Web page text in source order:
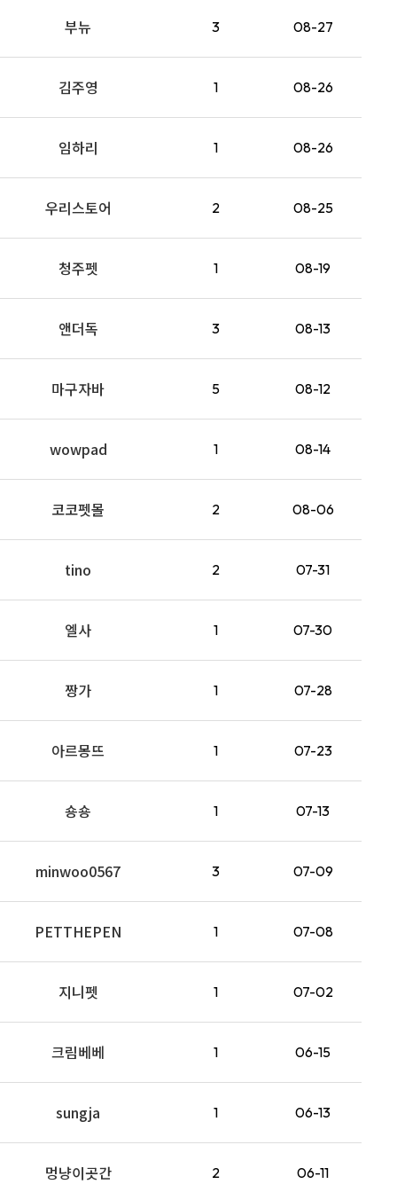
10 400매
부뉴 3 08-27
김주영 1 08-26
임하리 1 08-26
우리스토어 2 08-25
청주펫 1 08-19
앤더독 3 08-13
마구자바 5 08-12
wowpad 1 08-14
코코펫몰 2 08-06
tino 2 07-31
엘사 1 07-30
짱가 1 07-28
아르몽뜨 1 07-23
숑숑 1 07-13
minwoo0567 3 07-09
PETTHEPEN 1 07-08
지니펫 1 07-02
크림베베 1 06-15
sungja 1 06-13
멍냥이곳간 2 06-11